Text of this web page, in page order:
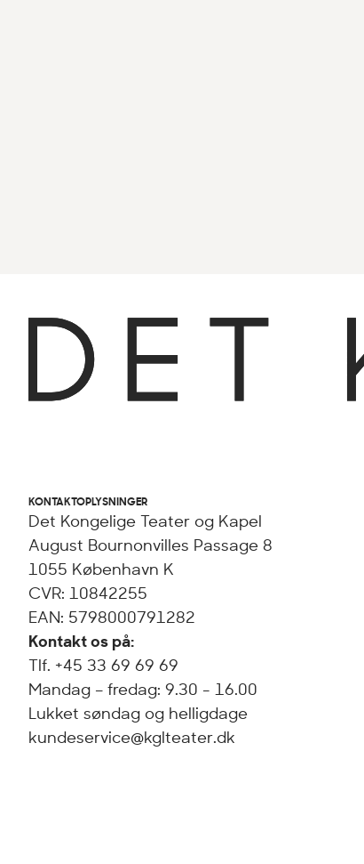
KONTAKTOPLYSNINGER
Det Kongelige Teater og Kapel
August Bournonvilles Passage 8
1055 København K
CVR: 10842255
EAN: 5798000791282
Kontakt os på:
Tlf. +45 33 69 69 69
Mandag – fredag: 9.30 - 16.00
Lukket søndag og helligdage
kundeservice@kglteater.dk